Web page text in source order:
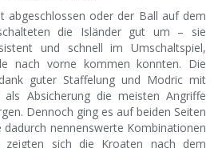
abgeschlossen oder der Ball auf dem
die Isländer gut um – sie
und schnell im Umschaltspiel,
nach vorne kommen konnten. Die
guter Staffelung und Modric mit
als Absicherung die meisten Angriffe
Dennoch ging es auf beiden Seiten
dadurch nennenswerte Kombinationen
zeigten sich die Kroaten nach dem